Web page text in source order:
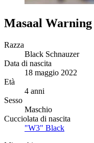
Masaal Warning
Razza
Black Schnauzer
Data di nascita
18 maggio 2022
Età
4 anni
Sesso
Maschio
Cucciolata di nascita
"W3" Black